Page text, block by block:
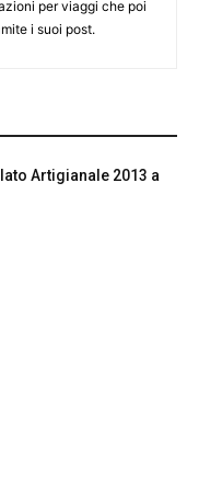
per viaggi che poi
i suoi post.
Artigianale 2013 a